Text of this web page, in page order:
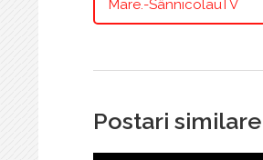
Mare.-SânnicolauTV
Postari similare